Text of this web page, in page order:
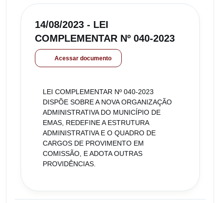
14/08/2023 - LEI
COMPLEMENTAR Nº 040-2023
Acessar documento
LEI COMPLEMENTAR Nº 040-2023
DISPÕE SOBRE A NOVA ORGANIZAÇÃO
ADMINISTRATIVA DO MUNICÍPIO DE
EMAS, REDEFINE A ESTRUTURA
ADMINISTRATIVA E O QUADRO DE
CARGOS DE PROVIMENTO EM
COMISSÃO, E ADOTA OUTRAS
PROVIDÊNCIAS.